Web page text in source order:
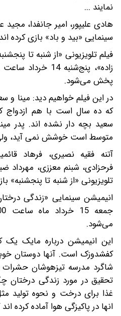
نمایند ...
هادی علیپور، امیر جانفدا،
سینمایی «بید و باد» بازی کرده
فیلم تلویزیونی «از شنبه تا
پخش می‌شود.
در این فیلم خواهیم دید: مینا
که ده سال است با هم ازدواج
سعید بچه دار نشده اند. پدر
متوسط است خوشش نمی آید،
آتنه فقیه نصیری، فرهاد
فرحزادی، شبنم معززی، مهرداد
تلویزیونی «از شنبه تا پنجشنبه»
انیمیشن سینمایی «زندگی
می‌شود.
این انیمیشن درباره مایک
کفشدوزک است. آنها دوستان
شاگرد مدرسه تیزهوشان
تحقیق در مورد زندگی درختان
غذا برای درخت و نحوه تولید
انها در پاکیزگی هوا آماده کرده